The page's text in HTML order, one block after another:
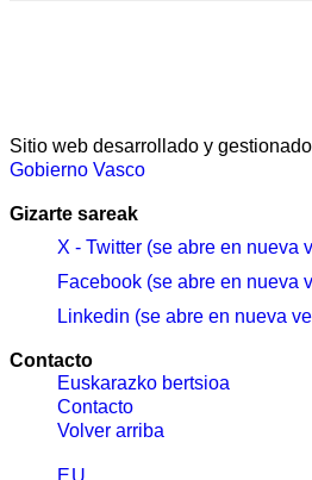
Sitio web desarrollado y gestionado
Gobierno Vasco
Gizarte sareak
X - Twitter (se abre en nueva
Facebook (se abre en nueva
Linkedin (se abre en nueva
Contacto
Euskarazko bertsioa
Contacto
Volver arriba
EU